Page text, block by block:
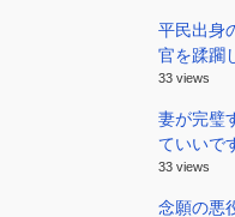
平民出身
官を蹂躙
33 views
妻が完璧
ていいで
33 views
念願の悪